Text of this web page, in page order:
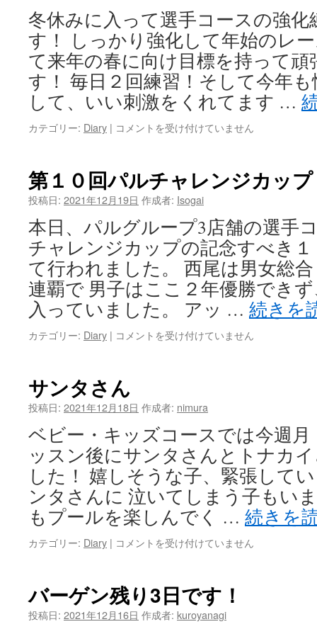
冬休みに入って選手コースの強
す！ しっかり強化して年始のレ
て来年の春に向け目標を持って
す！ 毎日２回練習！そして今年
して、いい刺激をくれてます …
カテゴリー: Diary | 冬
化
練
は
コメントを受け付けていません
第１０回パルチャレンジカップ
投稿日: 2021年12月19日 作成者: Isogai
本日、パルグループ3店舗の選手
チャレンジカップの記念すべき
て行われました。 西尾は男女総
連覇で 男子はここ２年優勝でき
入っていました。 アッ … 続きを
カテゴリー: Diary | 第
回
パ
ル
ャ
レ
ン
カ
ッ
プ
コメントを受け付けていません
サンタさん
投稿日: 2021年12月18日 作成者: nimura
ベビー・キッズコースでは今週月
ッスン後にサンタさんとトナカ
した！ 嬉しそうな子、緊張して
ンタさんに 泣いてしまう子もい
もプールを楽しんでく … 続きを
カテゴリー: Diary | サ
さ
ん
は
コメントを受け付けていません
バーゲン残り3日です！
投稿日: 2021年12月16日 作成者: kuroyanagi